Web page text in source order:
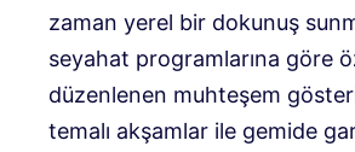
zaman yerel bir dokunuş
seyahat programlarına göre
düzenlenen muhteşem
temalı akşamlar ile gemide